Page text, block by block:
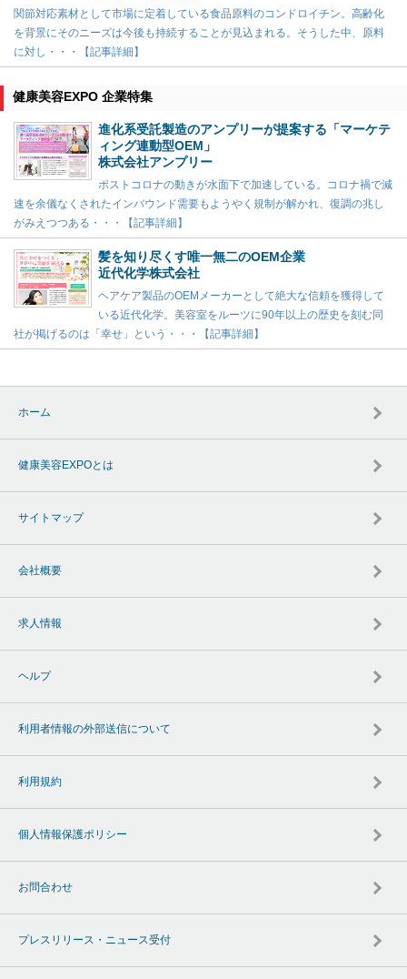
関節対応素材として市場に定着している食品原料のコンドロイチン。高齢化
を背景にそのニーズは今後も持続することが見込まれる。そうした中、原料
に対し・・・【記事詳細】
健康美容EXPO 企業特集
進化系受託製造のアンプリーが提案する「マーケテ
ィング連動型OEM」
株式会社アンプリー
ポストコロナの動きが水面下で加速している。コロナ禍で減
速を余儀なくされたインバウンド需要もようやく規制が解かれ、復調の兆し
がみえつつある・・・【記事詳細】
髪を知り尽くす唯一無二のOEM企業
近代化学株式会社
ヘアケア製品のOEMメーカーとして絶大な信頼を獲得して
いる近代化学。美容室をルーツに90年以上の歴史を刻む同
社が掲げるのは「幸せ」という・・・【記事詳細】
ホーム
健康美容EXPOとは
サイトマップ
会社概要
求人情報
ヘルプ
利用者情報の外部送信について
利用規約
個人情報保護ポリシー
お問合わせ
プレスリリース・ニュース受付